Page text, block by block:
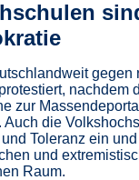
gegen
nachdem
zur
Auch die
Toleranz ein
und
Raum.